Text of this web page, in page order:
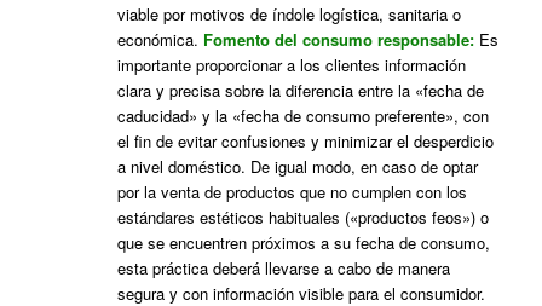
viable por motivos de índole logística, sanitaria o
económica. Fomento del consumo responsable:Es
importante proporcionar a los clientes información
clara y precisa sobre la diferencia entre la «fecha de
caducidad» y la «fecha de consumo preferente», con
el fin de evitar confusiones y minimizar el desperdicio
a nivel doméstico. De igual modo, en caso de optar
por la venta de productos que no cumplen con los
estándares estéticos habituales («productos feos») o
que se encuentren próximos a su fecha de consumo,
esta práctica deberá llevarse a cabo de manera
segura y con información visible para el consumidor.